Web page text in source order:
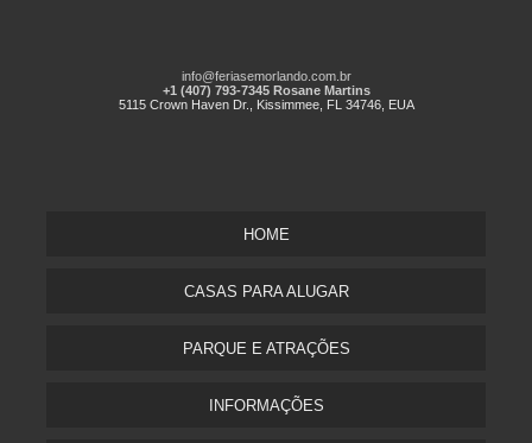
info@feriasemorlando.com.br
+1 (407) 793-7345 Rosane Martins
5115 Crown Haven Dr., Kissimmee, FL 34746, EUA
HOME
CASAS PARA ALUGAR
PARQUE E ATRAÇÕES
INFORMAÇÕES